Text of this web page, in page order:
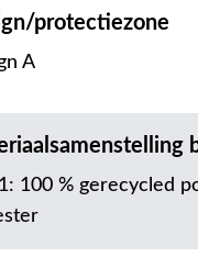
protectiezone
A
100 % gerecycled